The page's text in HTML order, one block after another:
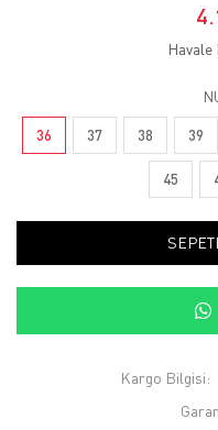
Havale
36 37 38 39
45
Kargo Bilgisi: